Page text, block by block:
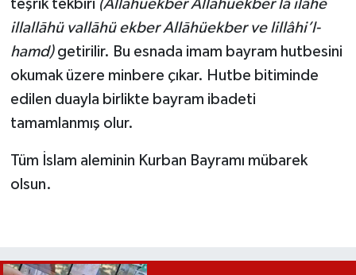
teşrik tekbiri (Allāhüekber Allāhüekber lâ ilâhe
illallāhü vallāhü ekber Allāhüekber ve lillâhi’l-
hamd)getirilir. Bu esnada imam bayram hutbesini
okumak üzere minbere çıkar. Hutbe bitiminde
edilen duayla birlikte bayram ibadeti
tamamlanmış olur.
Tüm İslam aleminin Kurban Bayramı mübarek
olsun.